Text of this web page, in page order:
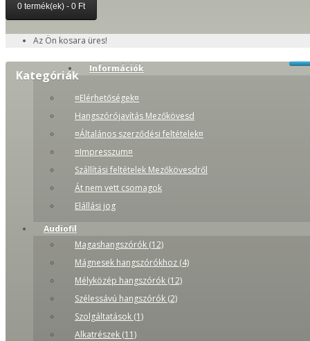
0 termék(ek) - 0 Ft
Az Ön kosara üres!
Kategóriák Információk
¤Elérhetőségek¤
Hangszórójavítás Mezőkövesd
¤Általános szerződési feltételek¤
¤Impresszum¤
Szállítási feltételek Mezőkövesdről
Át nem vett csomagok
Elállási jog
Audiofil
Magashangszórók (12)
Mágnesek hangszórókhoz (4)
Mélyközép hangszórók (12)
Szélessávú hangszórók (2)
Szolgáltatások (1)
Alkatrészek (11)